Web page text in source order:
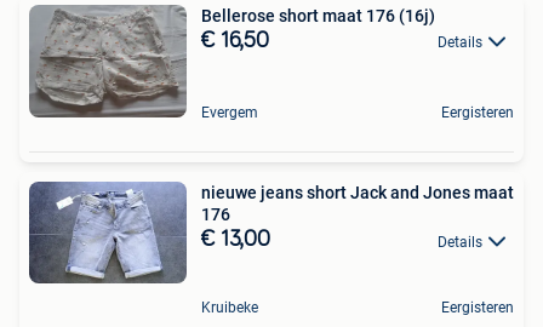
Bellerose short maat 176 (16j)
€ 16,50 Details
Evergem Eergisteren
nieuwe jeans short Jack and Jones maat
176
€ 13,00 Details
Kruibeke Eergisteren